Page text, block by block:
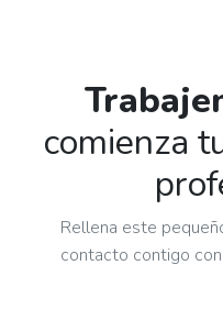
comienza
Rellena este
contacto contigo